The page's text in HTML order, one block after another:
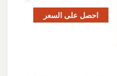
احصل على السعر